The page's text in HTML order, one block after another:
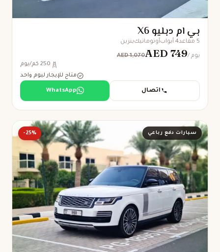
بي ام دبليو X6
5 مقاعد 4 أبواب أوتوماتيكبنزين
AED 1,070AED 749 / يوم
250 كم/يوم
متاح للإيجار ليوم واحد
اتصال WhatsApp
سيارات دفع رباعي -25%